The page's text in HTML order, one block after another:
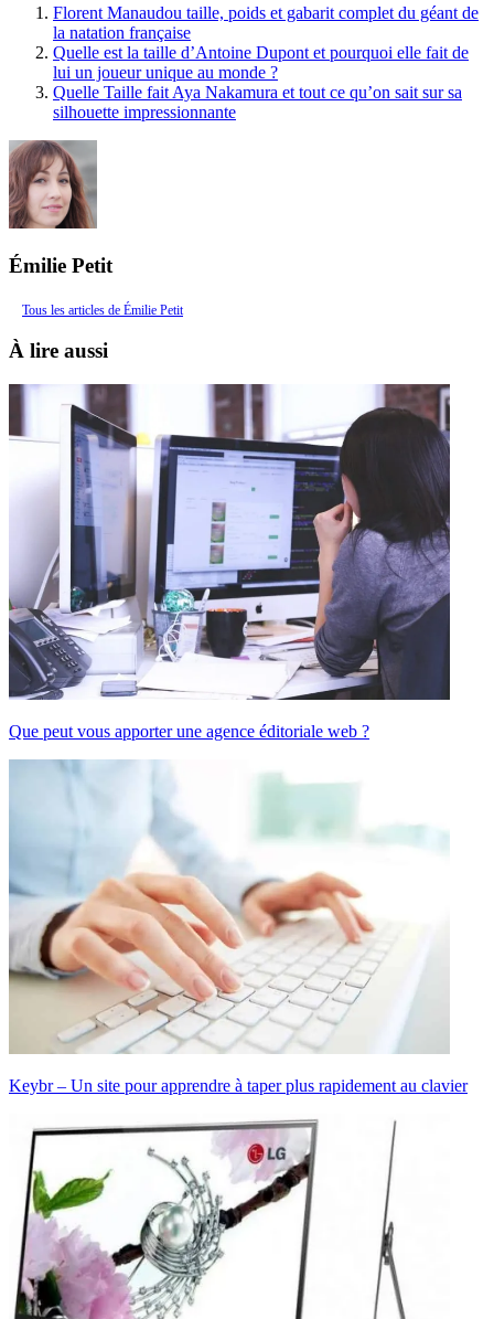
Florent Manaudou taille, poids et gabarit complet du géant de
la natation française
Quelle est la taille d’Antoine Dupont et pourquoi elle fait de
lui un joueur unique au monde ?
Quelle Taille fait Aya Nakamura et tout ce qu’on sait sur sa
silhouette impressionnante
Émilie Petit
Tous les articles de Émilie Petit
À lire aussi
Que peut vous apporter une agence éditoriale web ?
Keybr – Un site pour apprendre à taper plus rapidement au clavier